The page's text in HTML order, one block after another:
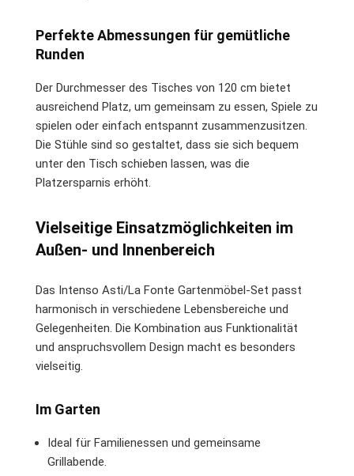
Perfekte Abmessungen für gemütliche
Runden
Der Durchmesser des Tisches von 120 cm bietet
ausreichend Platz, um gemeinsam zu essen, Spiele zu
spielen oder einfach entspannt zusammenzusitzen.
Die Stühle sind so gestaltet, dass sie sich bequem
unter den Tisch schieben lassen, was die
Platzersparnis erhöht.
Vielseitige Einsatzmöglichkeiten im
Außen- und Innenbereich
Das Intenso Asti/La Fonte Gartenmöbel-Set passt
harmonisch in verschiedene Lebensbereiche und
Gelegenheiten. Die Kombination aus Funktionalität
und anspruchsvollem Design macht es besonders
vielseitig.
Im Garten
Ideal für Familienessen und gemeinsame
Grillabende.